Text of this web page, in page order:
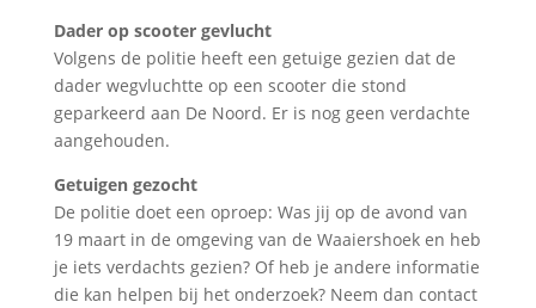
Dader op scooter gevlucht
Volgens de politie heeft een getuige gezien dat de
dader wegvluchtte op een scooter die stond
geparkeerd aan De Noord. Er is nog geen verdachte
aangehouden.
Getuigen gezocht
De politie doet een oproep: Was jij op de avond van
19 maart in de omgeving van de Waaiershoek en heb
je iets verdachts gezien? Of heb je andere informatie
die kan helpen bij het onderzoek? Neem dan contact